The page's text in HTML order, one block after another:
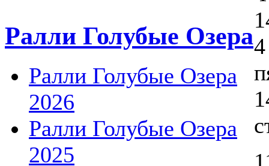
Ралли Голубые Озера
Ралли Голубые Озера
2026
Ралли Голубые Озера
2025